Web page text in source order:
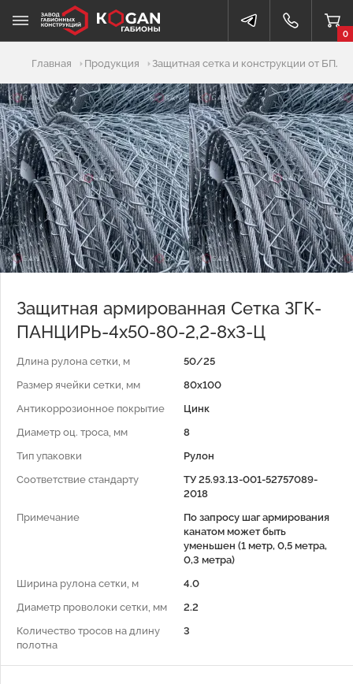
0
Добавлено в корзину
Главная Продукция Защитная сетка и конструкции от БПЛА
Защитная армированная Сетка ЗГК-
ПАНЦИРЬ-4х50-80-2,2-8х3-Ц
Длина рулона сетки, м
50/25
Размер ячейки сетки, мм
80x100
Антикоррозионное покрытие
Цинк
Диаметр оц. троса, мм
8
Тип упаковки
Рулон
Соответствие стандарту
ТУ 25.93.13-001-52757089-
2018
Примечание
По запросу шаг армирования
канатом может быть
уменьшен (1 метр, 0,5 метра,
0,3 метра)
Ширина рулона сетки, м
4.0
Диаметр проволоки сетки, мм
2.2
Количество тросов на длину
полотна
3